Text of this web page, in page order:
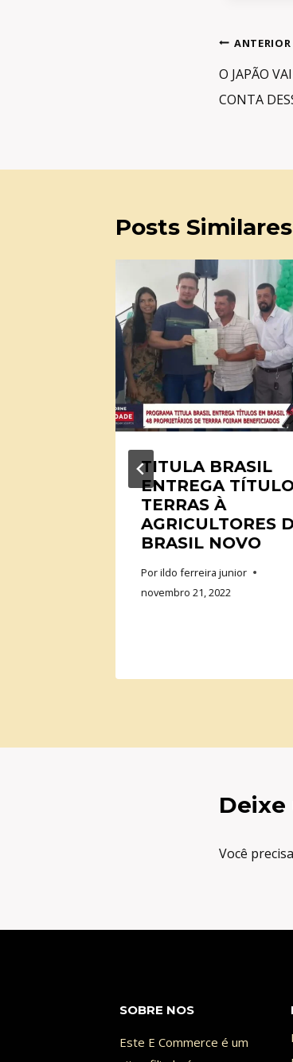
de
Post
ANTERIOR
O JAPÃO
CONTA
Posts Similares
TITULA BRASIL
ENTREGA
TERRAS À
AGRICULTORES
BRASIL NOVO
Porildo ferreira junior
novembro 21, 2022
Você
SOBRE NOS
Este E Commerce é um